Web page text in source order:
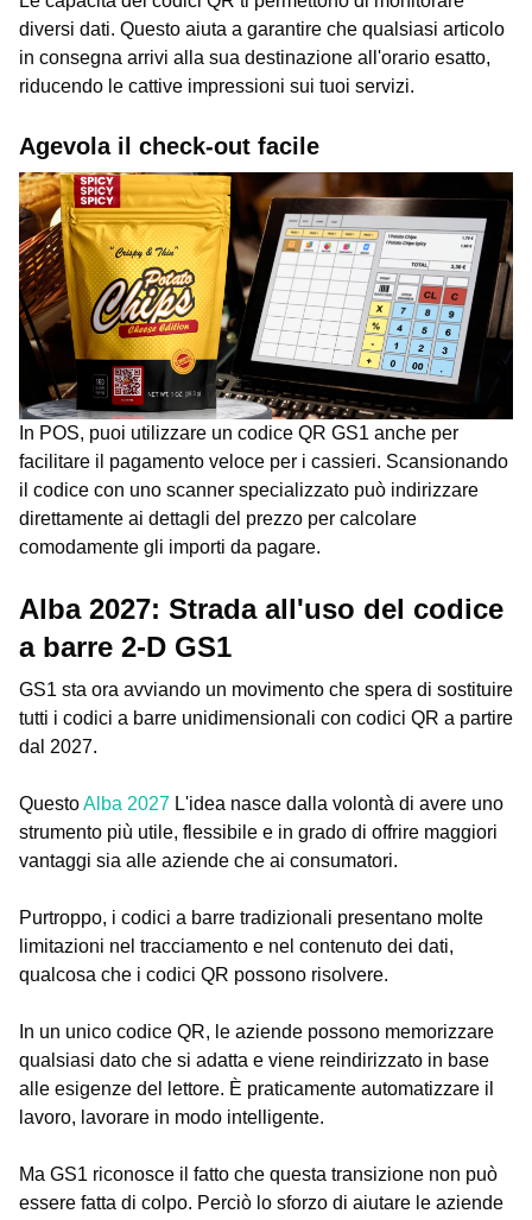
diversi dati. Questo aiuta a garantire che qualsiasi articolo
in consegna arrivi alla sua destinazione all'orario esatto,
riducendo le cattive impressioni sui tuoi servizi.
Agevola il check-out facile
In POS, puoi utilizzare un codice QR GS1 anche per
facilitare il pagamento veloce per i cassieri. Scansionando
il codice con uno scanner specializzato può indirizzare
direttamente ai dettagli del prezzo per calcolare
comodamente gli importi da pagare.
Alba 2027: Strada all'uso del codice
a barre 2-D GS1
GS1 sta ora avviando un movimento che spera di sostituire
tutti i codici a barre unidimensionali con codici QR a partire
dal 2027.
QuestoAlba 2027 L'idea nasce dalla volontà di avere uno
strumento più utile, flessibile e in grado di offrire maggiori
vantaggi sia alle aziende che ai consumatori.
Purtroppo, i codici a barre tradizionali presentano molte
limitazioni nel tracciamento e nel contenuto dei dati,
qualcosa che i codici QR possono risolvere.
In un unico codice QR, le aziende possono memorizzare
qualsiasi dato che si adatta e viene reindirizzato in base
alle esigenze del lettore. È praticamente automatizzare il
lavoro, lavorare in modo intelligente.
Ma GS1 riconosce il fatto che questa transizione non può
essere fatta di colpo. Perciò lo sforzo di aiutare le aziende